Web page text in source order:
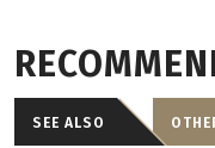
SEE ALSO